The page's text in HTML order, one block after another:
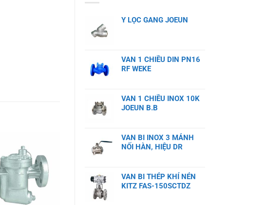
Y LỌC GANG JOEUN
VAN 1 CHIỀU DIN PN16
RF WEKE
VAN 1 CHIỀU INOX 10K
JOEUN B.B
VAN BI INOX 3 MẢNH
NỐI HÀN, HIỆU DR
VAN BI THÉP KHÍ NÉN
KITZ FAS-150SCTDZ